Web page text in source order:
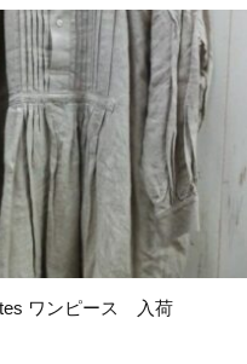
ICHI Antiquites ワンピース 入荷